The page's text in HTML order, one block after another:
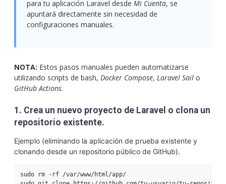
para tu aplicación Laravel desde Mi Cuenta, se
apuntará directamente sin necesidad de
configuraciones manuales.
NOTA: Estos pasos manuales pueden automatizarse
utilizando scripts de bash, Docker Compose, Laravel Sail o
GitHub Actions.
1. Crea un nuevo proyecto de Laravel o clona un
repositorio existente.
Ejemplo (eliminando la aplicación de prueba existente y
clonando desde un repositorio público de GitHub).
sudo rm -rf /var/www/html/app/